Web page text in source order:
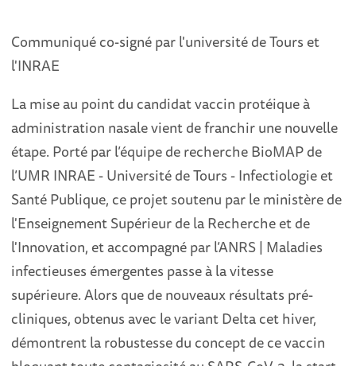
Communiqué co-signé par l'université de Tours et
l'INRAE
La mise au point du candidat vaccin protéique à
administration nasale vient de franchir une nouvelle
étape. Porté par l’équipe de recherche BioMAP de
l’UMR INRAE - Université de Tours - Infectiologie et
Santé Publique, ce projet soutenu par le ministère de
l'Enseignement Supérieur de la Recherche et de
l'Innovation, et accompagné par l’ANRS | Maladies
infectieuses émergentes passe à la vitesse
supérieure. Alors que de nouveaux résultats pré-
cliniques, obtenus avec le variant Delta cet hiver,
démontrent la robustesse du concept de ce vaccin